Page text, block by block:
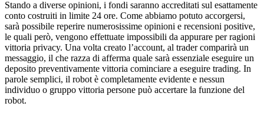
Stando a diverse opinioni, i fondi saranno accreditati sul esattamente
conto costruiti in limite 24 ore. Come abbiamo potuto accorgersi,
sarà possibile reperire numerosissime opinioni e recensioni positive,
le quali però, vengono effettuate impossibili da appurare per ragioni
vittoria privacy. Una volta creato l’account, al trader comparirà un
messaggio, il che razza di afferma quale sarà essenziale eseguire un
deposito preventivamente vittoria cominciare a eseguire trading. In
parole semplici, il robot è completamente evidente e nessun
individuo o gruppo vittoria persone può accertare la funzione del
robot.